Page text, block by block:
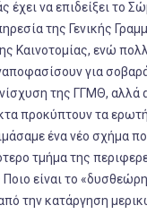
έχει να επιδείξει το
της Γενικής
Καινοτομίας, ενώ
για
της ΓΓΜΘ,
προκύπτουν τα
ένα νέο σχήμα
τμήμα της
είναι το
την κατάργηση